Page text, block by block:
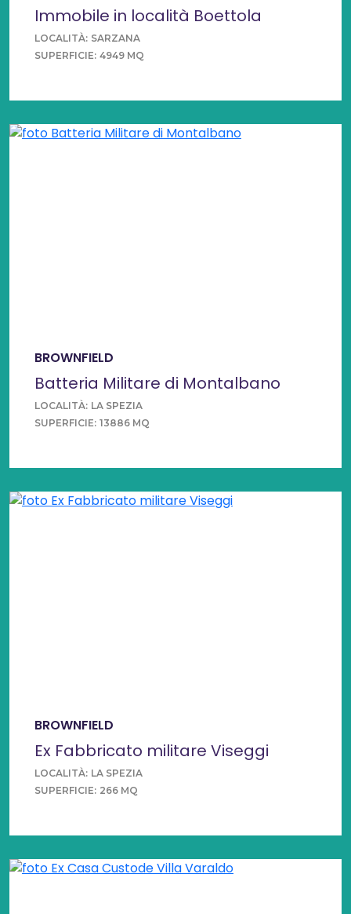
Immobile in località Boettola
LOCALITÀ: SARZANA
SUPERFICIE: 4949 MQ
BROWNFIELD
Batteria Militare di Montalbano
LOCALITÀ: LA SPEZIA
SUPERFICIE: 13886 MQ
BROWNFIELD
Ex Fabbricato militare Viseggi
LOCALITÀ: LA SPEZIA
SUPERFICIE: 266 MQ